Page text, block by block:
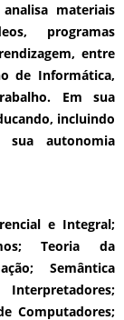
materiais
programas
entre
de Informática,
Em sua
incluindo
autonomia
e Integral;
Teoria da
Semântica
Computadores;